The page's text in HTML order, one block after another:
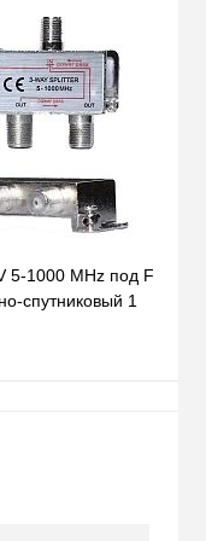
К сравнению
В наличии
5-1000 MHz под F
спутниковый 1